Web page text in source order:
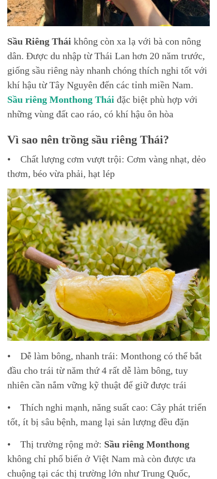
Sầu Riêng Thái không còn xa lạ với bà con nông
dân. Được du nhập từ Thái Lan hơn 20 năm trước,
giống sầu riêng này nhanh chóng thích nghi tốt với
khí hậu từ Tây Nguyên đến các tỉnh miền Nam.
Sầu riêng Monthong Thái đặc biệt phù hợp với
những vùng đất cao ráo, có khí hậu ôn hòa
Vì sao nên trồng sầu riêng Thái?
• Chất lượng cơm vượt trội: Cơm vàng nhạt, dẻo
thơm, béo vừa phải, hạt lép
• Dễ làm bông, nhanh trái: Monthong có thể bắt
đầu cho trái từ năm thứ 4 rất dễ làm bông, tuy
nhiên cần nắm vững kỹ thuật để giữ được trái
• Thích nghi mạnh, năng suất cao: Cây phát triển
tốt, ít bị sâu bệnh, mang lại sản lượng đều đặn
• Thị trường rộng mở: Sầu riêng Monthong
không chỉ phổ biến ở Việt Nam mà còn được ưa
chuộng tại các thị trường lớn như Trung Quốc,